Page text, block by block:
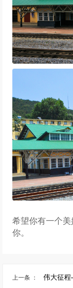
希望你有一个
你。
上一条 ： 伟大征